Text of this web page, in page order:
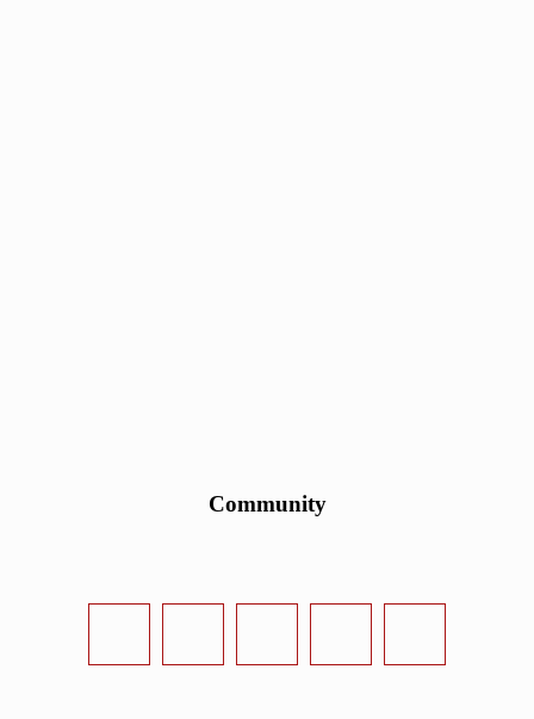
Community